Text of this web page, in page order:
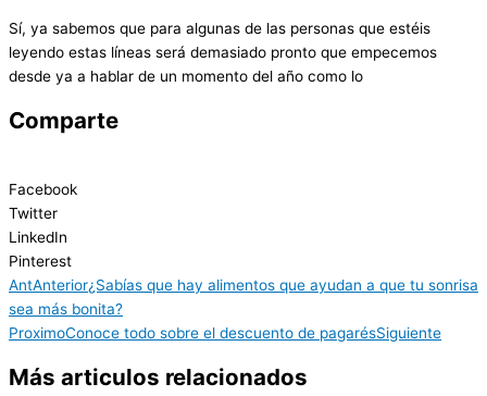
Sí, ya sabemos que para algunas de las personas que estéis
leyendo estas líneas será demasiado pronto que empecemos
desde ya a hablar de un momento del año como lo
Comparte
Facebook
Twitter
LinkedIn
Pinterest
AntAnterior¿Sabías que hay alimentos que ayudan a que tu sonrisa
sea más bonita?
ProximoConoce todo sobre el descuento de pagarésSiguiente
Más articulos relacionados